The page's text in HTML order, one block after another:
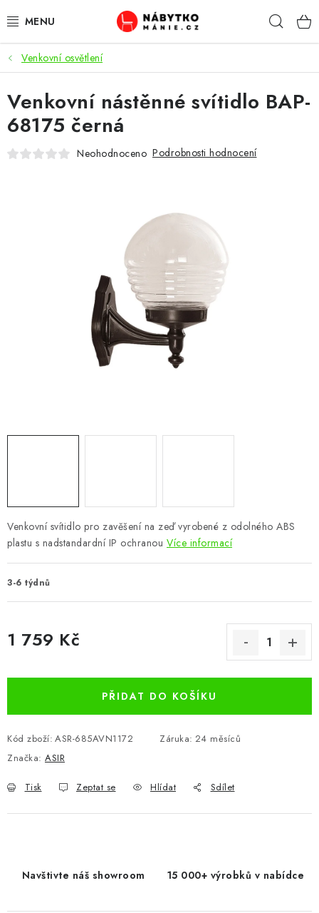
na
OBÝVACÍ POKOJ
KUCHYŇ A JÍDELNA
LOŽNICE
CHOVATELSKÉ POTŘEBY
DOPLŇKY A DEKORACE
OSTATNÍ
VÝPRODEJ
Vše o nákupu Info
Reklamace a odstoupení od smlouvy
Venkovní osvětlení
Venkovní svítidlo pro zavěšení na zeď vyrobené z odolného ABS
plastu s nadstandardní IP ochranou Více informací
3-6 týdnů
1 759 Kč
PŘIDAT DO KOŠÍKU
Kód zboží: ASR-685AVN1172 Záruka: 24 měsíců
Značka: ASIR
Tisk Zeptat se Hlídat Sdílet
Venkovní nástěnné svítidlo BAP-
68175 černá
Neohodnoceno Podrobnosti hodnocení
Navštivte náš showroom 15 000+ výrobků v nabídce